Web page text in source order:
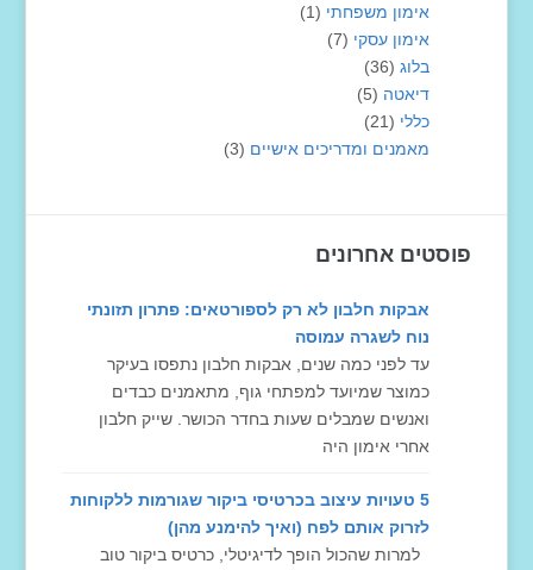
אימון משפחתי (1)
אימון עסקי (7)
בלוג (36)
דיאטה (5)
כללי (21)
מאמנים ומדריכים אישיים (3)
פוסטים אחרונים
אבקות חלבון לא רק לספורטאים: פתרון תזונתי
נוח לשגרה עמוסה
עד לפני כמה שנים, אבקות חלבון נתפסו בעיקר
כמוצר שמיועד למפתחי גוף, מתאמנים כבדים
ואנשים שמבלים שעות בחדר הכושר. שייק חלבון
אחרי אימון היה
5 טעויות עיצוב בכרטיסי ביקור שגורמות ללקוחות
לזרוק אותם לפח (ואיך להימנע מהן)
למרות שהכול הופך לדיגיטלי, כרטיס ביקור טוב